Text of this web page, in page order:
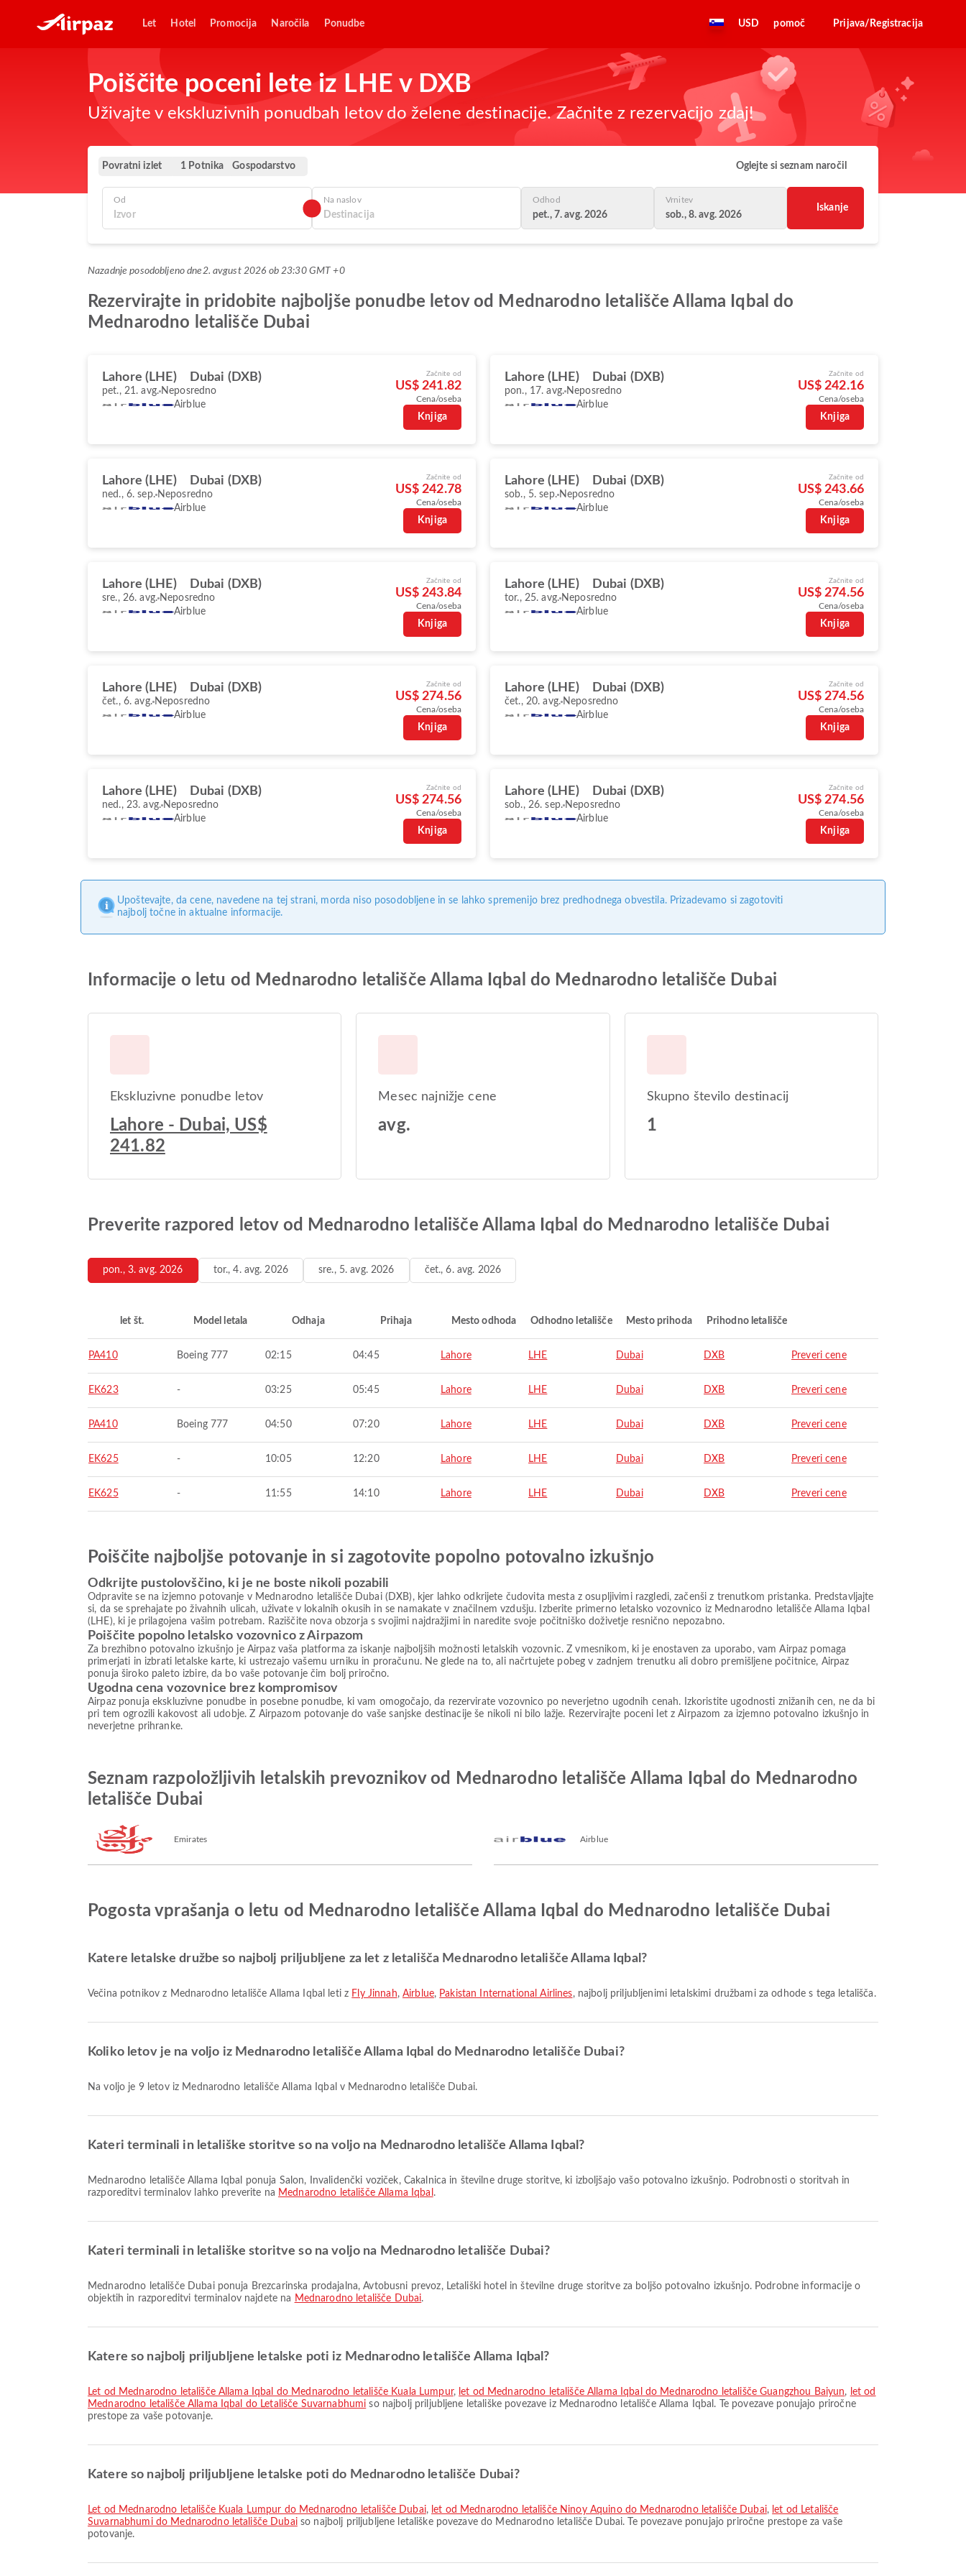
Let Hotel Promocija Naročila Ponudbe USD pomoč Prijava/Registracija
Poiščite poceni lete iz LHE v DXB
Uživajte v ekskluzivnih ponudbah letov do želene destinacije. Začnite z rezervacijo zdaj!
Povratni izlet 1 Potnika Gospodarstvo Oglejte si seznam naročil
Od Na naslov Odhod
pet., 7. avg. 2026
Vrnitev
sob., 8. avg. 2026
Iskanje
Nazadnje posodobljeno dne2. avgust 2026 ob 23:30 GMT +0
Rezervirajte in pridobite najboljše ponudbe letov od Mednarodno letališče Allama Iqbal do
Mednarodno letališče Dubai
Lahore (LHE) Dubai (DXB)
pet., 21. avg. Neposredno
Airblue
Začnite od
US$ 241.82
Cena/oseba
Knjiga
Lahore (LHE) Dubai (DXB)
pon., 17. avg. Neposredno
Airblue
Začnite od
US$ 242.16
Cena/oseba
Knjiga
Lahore (LHE) Dubai (DXB)
ned., 6. sep. Neposredno
Airblue
Začnite od
US$ 242.78
Cena/oseba
Knjiga
Lahore (LHE) Dubai (DXB)
sob., 5. sep. Neposredno
Airblue
Začnite od
US$ 243.66
Cena/oseba
Knjiga
Lahore (LHE) Dubai (DXB)
sre., 26. avg. Neposredno
Airblue
Začnite od
US$ 243.84
Cena/oseba
Knjiga
Lahore (LHE) Dubai (DXB)
tor., 25. avg. Neposredno
Airblue
Začnite od
US$ 274.56
Cena/oseba
Knjiga
Lahore (LHE) Dubai (DXB)
čet., 6. avg. Neposredno
Airblue
Začnite od
US$ 274.56
Cena/oseba
Knjiga
Lahore (LHE) Dubai (DXB)
čet., 20. avg. Neposredno
Airblue
Začnite od
US$ 274.56
Cena/oseba
Knjiga
Lahore (LHE) Dubai (DXB)
ned., 23. avg. Neposredno
Airblue
Začnite od
US$ 274.56
Cena/oseba
Knjiga
Lahore (LHE) Dubai (DXB)
sob., 26. sep. Neposredno
Airblue
Začnite od
US$ 274.56
Cena/oseba
Knjiga
Upoštevajte, da cene, navedene na tej strani, morda niso posodobljene in se lahko spremenijo brez predhodnega obvestila. Prizadevamo si zagotoviti
najbolj točne in aktualne informacije.
Informacije o letu od Mednarodno letališče Allama Iqbal do Mednarodno letališče Dubai
Ekskluzivne ponudbe letov
Lahore - Dubai, US$
241.82
Mesec najnižje cene
avg.
Skupno število destinacij
1
Preverite razpored letov od Mednarodno letališče Allama Iqbal do Mednarodno letališče Dubai
pon., 3. avg. 2026 tor., 4. avg. 2026 sre., 5. avg. 2026 čet., 6. avg. 2026
let št. Model letala Odhaja Prihaja Mesto odhoda Odhodno letališče Mesto prihoda Prihodno letališče
PA410 Boeing 777 02:15 04:45 Lahore LHE Dubai DXB Preveri cene
EK623 - 03:25 05:45 Lahore LHE Dubai DXB Preveri cene
PA410 Boeing 777 04:50 07:20 Lahore LHE Dubai DXB Preveri cene
EK625 - 10:05 12:20 Lahore LHE Dubai DXB Preveri cene
EK625 - 11:55 14:10 Lahore LHE Dubai DXB Preveri cene
Poiščite najboljše potovanje in si zagotovite popolno potovalno izkušnjo
Odkrijte pustolovščino, ki je ne boste nikoli pozabili
Odpravite se na izjemno potovanje v Mednarodno letališče Dubai (DXB), kjer lahko odkrijete čudovita mesta z osupljivimi razgledi, začenši z trenutkom pristanka. Predstavljajte
si, da se sprehajate po živahnih ulicah, uživate v lokalnih okusih in se namakate v značilnem vzdušju. Izberite primerno letalsko vozovnico iz Mednarodno letališče Allama Iqbal
(LHE), ki je prilagojena vašim potrebam. Raziščite nova obzorja s svojimi najdražjimi in naredite svoje počitniško doživetje resnično nepozabno.
Poiščite popolno letalsko vozovnico z Airpazom
Za brezhibno potovalno izkušnjo je Airpaz vaša platforma za iskanje najboljših možnosti letalskih vozovnic. Z vmesnikom, ki je enostaven za uporabo, vam Airpaz pomaga
primerjati in izbrati letalske karte, ki ustrezajo vašemu urniku in proračunu. Ne glede na to, ali načrtujete pobeg v zadnjem trenutku ali dobro premišljene počitnice, Airpaz
ponuja široko paleto izbire, da bo vaše potovanje čim bolj priročno.
Ugodna cena vozovnice brez kompromisov
Airpaz ponuja ekskluzivne ponudbe in posebne ponudbe, ki vam omogočajo, da rezervirate vozovnico po neverjetno ugodnih cenah. Izkoristite ugodnosti znižanih cen, ne da bi
pri tem ogrozili kakovost ali udobje. Z Airpazom potovanje do vaše sanjske destinacije še nikoli ni bilo lažje. Rezervirajte poceni let z Airpazom za izjemno potovalno izkušnjo in
neverjetne prihranke.
Seznam razpoložljivih letalskih prevoznikov od Mednarodno letališče Allama Iqbal do Mednarodno
letališče Dubai
Emirates Airblue
Pogosta vprašanja o letu od Mednarodno letališče Allama Iqbal do Mednarodno letališče Dubai
Katere letalske družbe so najbolj priljubljene za let z letališča Mednarodno letališče Allama Iqbal?
Večina potnikov z Mednarodno letališče Allama Iqbal leti z Fly Jinnah, Airblue, Pakistan International Airlines, najbolj priljubljenimi letalskimi družbami za odhode s tega letališča.
Koliko letov je na voljo iz Mednarodno letališče Allama Iqbal do Mednarodno letališče Dubai?
Na voljo je 9 letov iz Mednarodno letališče Allama Iqbal v Mednarodno letališče Dubai.
Kateri terminali in letališke storitve so na voljo na Mednarodno letališče Allama Iqbal?
Mednarodno letališče Allama Iqbal ponuja Salon, Invalidenčki voziček, Čakalnica in številne druge storitve, ki izboljšajo vašo potovalno izkušnjo. Podrobnosti o storitvah in
razporeditvi terminalov lahko preverite na Mednarodno letališče Allama Iqbal .
Kateri terminali in letališke storitve so na voljo na Mednarodno letališče Dubai?
Mednarodno letališče Dubai ponuja Brezcarinska prodajalna, Avtobusni prevoz, Letališki hotel in številne druge storitve za boljšo potovalno izkušnjo. Podrobne informacije o
objektih in razporeditvi terminalov najdete na Mednarodno letališče Dubai.
Katere so najbolj priljubljene letalske poti iz Mednarodno letališče Allama Iqbal?
let od Mednarodno letališče Allama Iqbal do Mednarodno letališče Kuala Lumpur, let od Mednarodno letališče Allama Iqbal do Mednarodno letališče Guangzhou Baiyun, let od
Mednarodno letališče Allama Iqbal do Letališče Suvarnabhumi so najbolj priljubljene letališke povezave iz Mednarodno letališče Allama Iqbal. Te povezave ponujajo priročne
prestope za vaše potovanje.
Katere so najbolj priljubljene letalske poti do Mednarodno letališče Dubai?
let od Mednarodno letališče Kuala Lumpur do Mednarodno letališče Dubai, let od Mednarodno letališče Ninoy Aquino do Mednarodno letališče Dubai, let od Letališče
Suvarnabhumi do Mednarodno letališče Dubaiso najbolj priljubljene letališke povezave do Mednarodno letališče Dubai. Te povezave ponujajo priročne prestope za vaše
potovanje.